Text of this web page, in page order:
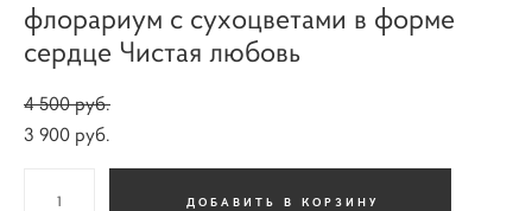
флорариум с сухоцветами в форме
сердце Чистая любовь
4 500 pуб.
3 900 pуб.
ДОБАВИТЬ В КОРЗИНУ